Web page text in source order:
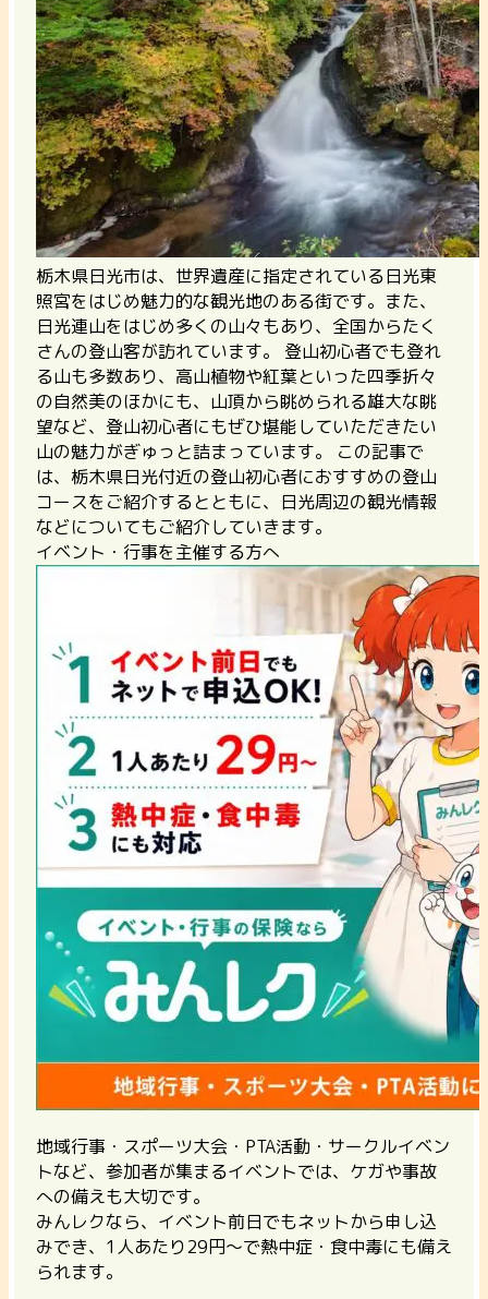
栃木県日光市は、世界遺産に指定されている日光東
照宮をはじめ魅力的な観光地のある街です。また、
日光連山をはじめ多くの山々もあり、全国からたく
さんの登山客が訪れています。 登山初心者でも登れ
る山も多数あり、高山植物や紅葉といった四季折々
の自然美のほかにも、山頂から眺められる雄大な眺
望など、登山初心者にもぜひ堪能していただきたい
山の魅力がぎゅっと詰まっています。 この記事で
は、栃木県日光付近の登山初心者におすすめの登山
コースをご紹介するとともに、日光周辺の観光情報
などについてもご紹介していきます。
イベント・行事を主催する方へ
地域行事・スポーツ大会・PTA活動・サークルイベン
トなど、参加者が集まるイベントでは、ケガや事故
への備えも大切です。
みんレクなら、イベント前日でもネットから申し込
みでき、1人あたり29円〜で熱中症・食中毒にも備え
られます。